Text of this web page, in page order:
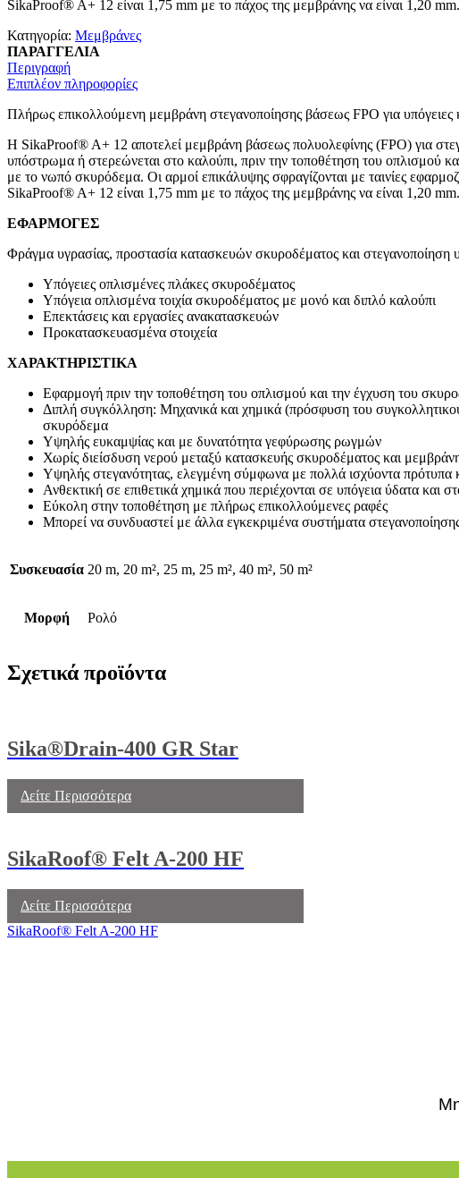
SikaProof® A+ 12 είναι 1,75 mm με το πάχος της μεμβράνης να είναι 1,20 mm.
Κατηγορία: Μεμβράνες
ΠΑΡΑΓΓΕΛΙΑ
Περιγραφή
Επιπλέον πληροφορίες
Πλήρως επικολλούμενη μεμβράνη στεγανοποίησης βάσεως FPO για υπόγειες
Η SikaProof® A+ 12 αποτελεί μεμβράνη βάσεως πολυολεφίνης (FPO) για
υπόστρωμα ή στερεώνεται στο καλούπι, πριν την τοποθέτηση του οπλισμού
με το νωπό σκυρόδεμα. Οι αρμοί επικάλυψης σφραγίζονται με ταινίες
SikaProof® A+ 12 είναι 1,75 mm με το πάχος της μεμβράνης να είναι 1,20 mm.
ΕΦΑΡΜΟΓΕΣ
Φράγμα υγρασίας, προστασία κατασκευών σκυροδέματος και
Υπόγειες οπλισμένες πλάκες σκυροδέματος
Υπόγεια οπλισμένα τοιχία σκυροδέματος με μονό και διπλό καλούπι
Επεκτάσεις και εργασίες ανακατασκευών
Προκατασκευασμένα στοιχεία
ΧΑΡΑΚΤΗΡΙΣΤΙΚΑ
Εφαρμογή πριν την τοποθέτηση του οπλισμού και την έγχυση του
Διπλή συγκόλληση: Μηχανικά και χημικά (πρόσφυση του
σκυρόδεμα
Υψηλής ευκαμψίας και με δυνατότητα γεφύρωσης ρωγμών
Χωρίς διείσδυση νερού μεταξύ κατασκευής σκυροδέματος και
Υψηλής στεγανότητας, ελεγμένη σύμφωνα με πολλά ισχύοντα πρότυπα
Ανθεκτική σε επιθετικά χημικά που περιέχονται σε υπόγεια ύδατα και
Εύκολη στην τοποθέτηση με πλήρως επικολλούμενες ραφές
Μπορεί να συνδυαστεί με άλλα εγκεκριμένα συστήματα
Συσκευασία 20 m, 20 m², 25 m, 25 m², 40 m², 50 m²
Μορφή Ρολό
Σχετικά προϊόντα
Sika®Drain-400 GR Star
Δείτε Περισσότερα
SikaRoof® Felt A-200 HF
Δείτε Περισσότερα
SikaRoof® Felt A-200 HF